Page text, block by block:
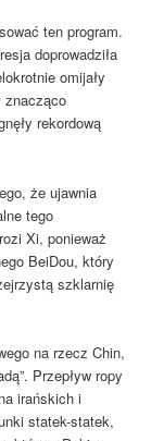
ten program.
doprowadziła
omijały
znacząco
rekordową
że ujawnia
tego
Xi, ponieważ
BeiDou, który
szklarnię
na rzecz Chin,
Przepływ ropy
irańskich i
statek-statek,